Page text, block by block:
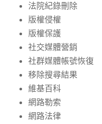
法院紀錄刪除
版權侵權
版權保護
社交媒體營銷
社群媒體帳號恢復
移除搜尋結果
維基百科
網路勒索
網路法律